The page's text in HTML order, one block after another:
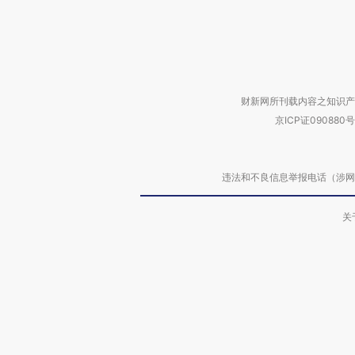
财新网所刊载内容之知识
京ICP证090880号
违法和不良信息举报电话（涉
关